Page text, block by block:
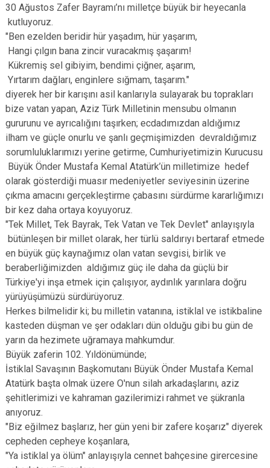
30 Ağustos Zafer Bayramı’nı milletçe büyük bir heyecanla
kutluyoruz.
"Ben ezelden beridir hür yaşadım, hür yaşarım,
Hangi çılgın bana zincir vuracakmış şaşarım!
Kükremiş sel gibiyim, bendimi çiğner, aşarım,
Yırtarım dağları, enginlere sığmam, taşarım."
diyerek her bir karışını asil kanlarıyla sulayarak bu toprakları
bize vatan yapan, Aziz Türk Milletinin mensubu olmanın
gururunu ve ayrıcalığını taşırken; ecdadımızdan aldığımız
ilham ve güçle onurlu ve şanlı geçmişimizden devraldığımız
sorumluluklarımızı yerine getirme, Cumhuriyetimizin Kurucusu
Büyük Önder Mustafa Kemal Atatürk’ün milletimize hedef
olarak gösterdiği muasır medeniyetler seviyesinin üzerine
çıkma amacını gerçekleştirme çabasını sürdürme kararlığımızı
bir kez daha ortaya koyuyoruz.
"Tek Millet, Tek Bayrak, Tek Vatan ve Tek Devlet" anlayışıyla
bütünleşen bir millet olarak, her türlü saldırıyı bertaraf etmede
en büyük güç kaynağımız olan vatan sevgisi, birlik ve
beraberliğimizden aldığımız güç ile daha da güçlü bir
Türkiye'yi inşa etmek için çalışıyor, aydınlık yarınlara doğru
yürüyüşümüzü sürdürüyoruz.
Herkes bilmelidir ki; bu milletin vatanına, istiklal ve istikbaline
kasteden düşman ve şer odakları dün olduğu gibi bu gün de
yarın da hezimete uğramaya mahkumdur.
Büyük zaferin 102. Yıldönümünde;
İstiklal Savaşının Başkomutanı Büyük Önder Mustafa Kemal
Atatürk başta olmak üzere O'nun silah arkadaşlarını, aziz
şehitlerimizi ve kahraman gazilerimizi rahmet ve şükranla
anıyoruz.
"Biz eğilmez başlarız, her gün yeni bir zafere koşarız" diyerek
cepheden cepheye koşanlara,
"Ya istiklal ya ölüm" anlayışıyla cennet bahçesine girercesine